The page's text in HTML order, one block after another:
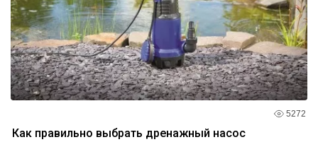
5272
Как правильно выбрать дренажный насос